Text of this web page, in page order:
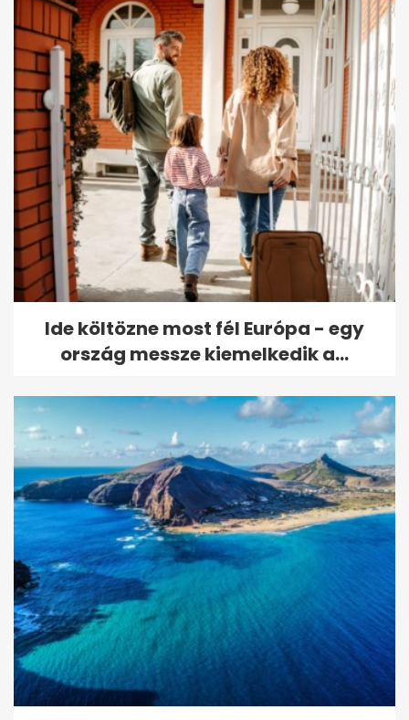
Ide költözne most fél Európa - egy
ország messze kiemelkedik a...